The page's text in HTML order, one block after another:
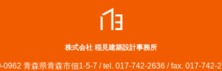
株式会社 稲見建築設計事務所
0962 青森県青森市佃1-5-7 / tel. 017-742-2636 / fax. 017-742-